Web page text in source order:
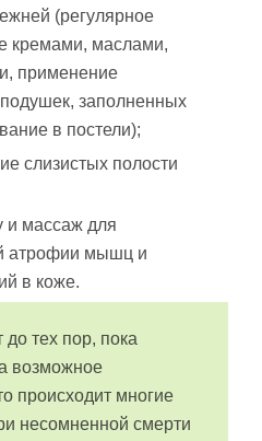
(регулярное
кремами, маслами,
применение
заполненных
в постели);
слизистых полости
и массаж для
атрофии мышц и
в коже.
тех пор, пока
возможное
происходит многие
несомненной смерти